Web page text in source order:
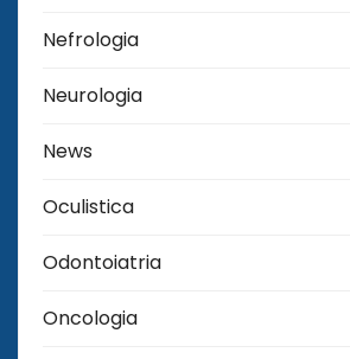
Nefrologia
Neurologia
News
Oculistica
Odontoiatria
Oncologia